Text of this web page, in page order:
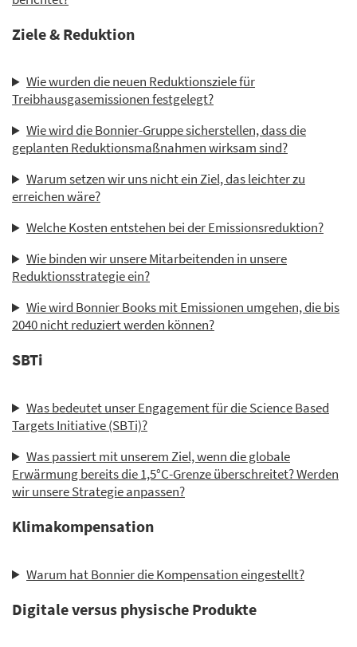
Ziele & Reduktion
Wie wurden die neuen Reduktionsziele für
Treibhausgasemissionen festgelegt?
Wie wird die Bonnier-Gruppe sicherstellen, dass die
geplanten Reduktionsmaßnahmen wirksam sind?
Warum setzen wir uns nicht ein Ziel, das leichter zu
erreichen wäre?
Welche Kosten entstehen bei der Emissionsreduktion?
Wie binden wir unsere Mitarbeitenden in unsere
Reduktionsstrategie ein?
Wie wird Bonnier Books mit Emissionen umgehen, die bis
2040 nicht reduziert werden können?
SBTi
Was bedeutet unser Engagement für die Science Based
Targets Initiative (SBTi)?
Was passiert mit unserem Ziel, wenn die globale
Erwärmung bereits die 1,5°C-Grenze überschreitet? Werden
wir unsere Strategie anpassen?
Klimakompensation
Warum hat Bonnier die Kompensation eingestellt?
Digitale versus physische Produkte